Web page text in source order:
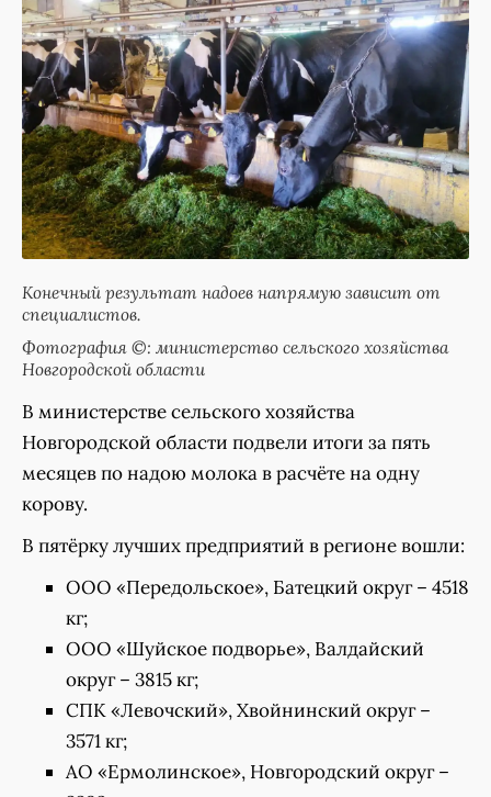
Конечный результат надоев напрямую зависит от
специалистов.
Фотография ©: министерство сельского хозяйства
Новгородской области
В министерстве сельского хозяйства
Новгородской области подвели итоги за пять
месяцев по надою молока в расчёте на одну
корову.
В пятёрку лучших предприятий в регионе вошли:
ООО «Передольское», Батецкий округ – 4518
кг;
ООО «Шуйское подворье», Валдайский
округ – 3815 кг;
СПК «Левочский», Хвойнинский округ –
3571 кг;
АО «Ермолинское», Новгородский округ –